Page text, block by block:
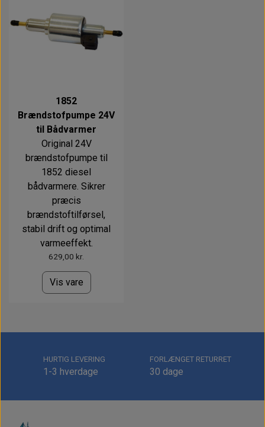
1852
Brændstofpumpe 24V
til Bådvarmer
Original 24V
brændstofpumpe til
1852 diesel
bådvarmere. Sikrer
præcis
brændstoftilførsel,
stabil drift og optimal
varmeeffekt.
629,00 kr.
Vis vare
HURTIG LEVERING
1-3 hverdage
FORLÆNGET RETURRET
30 dage